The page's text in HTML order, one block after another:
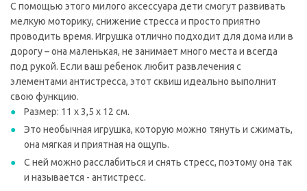
С помощью этого милого аксессуара дети смогут развивать
мелкую моторику, снижение стресса и просто приятно
проводить время. Игрушка отлично подходит для дома или в
дорогу – она маленькая, не занимает много места и всегда
под рукой. Если ваш ребенок любит развлечения с
элементами антистресса, этот сквиш идеально выполнит
свою функцию.
Размер: 11 х 3,5 х 12 см.
Это необычная игрушка, которую можно тянуть и сжимать,
она мягкая и приятная на ощупь.
С ней можно расслабиться и снять стресс, поэтому она так
и называется - антистресс.